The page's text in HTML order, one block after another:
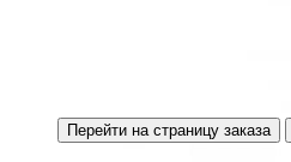
Перейти на страницу заказа